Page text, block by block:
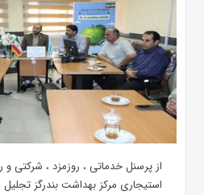
از پرسنل خدماتی ، روزمزد ، شرکتی و
استیجاری مرکز بهداشت بندرگز